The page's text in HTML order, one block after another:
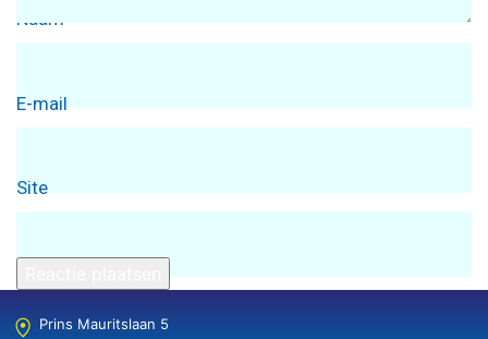
Naam
E-mail
Site
Prins Mauritslaan 5